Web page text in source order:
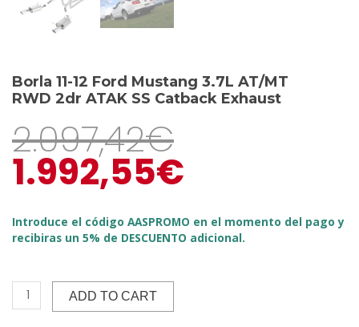
Borla 11-12 Ford Mustang 3.7L AT/MT
RWD 2dr ATAK SS Catback Exhaust
2.097,42€
1.992,55€
Introduce el código AASPROMO en el momento del pago y
recibiras un 5% de DESCUENTO adicional.
ADD TO CART